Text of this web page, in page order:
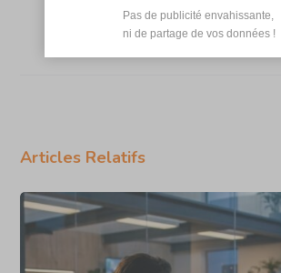
Articles Relatifs
Pas de publicité envahissante,
ni de partage de vos données !